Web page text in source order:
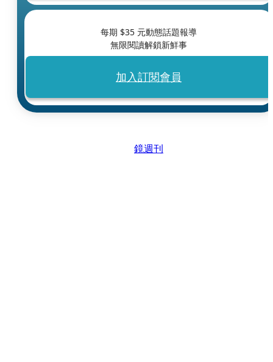
每期 $35 元動態話題報導
無限閱讀解鎖新鮮事
加入訂閱會員
鏡週刊